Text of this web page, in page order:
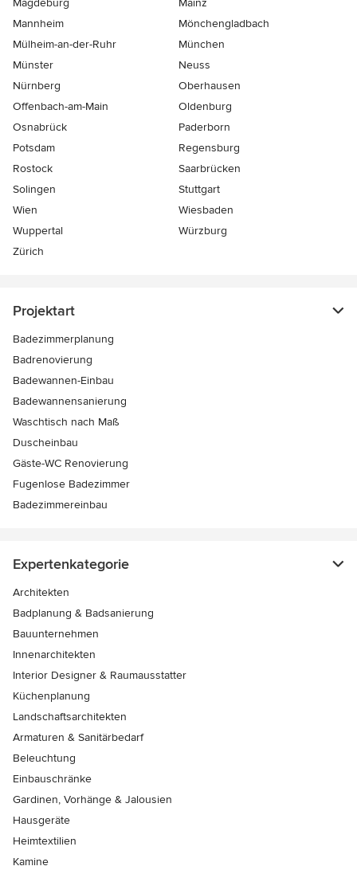
Magdeburg
Mainz
Mannheim
Mönchen­gladbach
Mülheim-an-der-Ruhr
München
Münster
Neuss
Nürnberg
Oberhausen
Offenbach-am-Main
Oldenburg
Osnabrück
Paderborn
Potsdam
Regensburg
Rostock
Saarbrücken
Solingen
Stuttgart
Wien
Wiesbaden
Wuppertal
Würzburg
Zürich
Projektart
Badezimmerplanung
Badrenovierung
Badewannen-Einbau
Badewannensanierung
Waschtisch nach Maß
Duscheinbau
Gäste-WC Renovierung
Fugenlose Badezimmer
Badezimmereinbau
Expertenkategorie
Architekten
Badplanung & Badsanierung
Bauunternehmen
Innenarchitekten
Interior Designer & Raumausstatter
Küchenplanung
Landschaftsarchitekten
Armaturen & Sanitärbedarf
Beleuchtung
Einbauschränke
Gardinen, Vorhänge & Jalousien
Hausgeräte
Heimtextilien
Kamine